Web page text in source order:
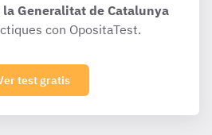
Generalitat de Catalunya
con OpositaTest.
test gratis